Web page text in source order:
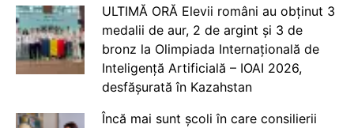
ULTIMĂ ORĂ Elevii români au obținut 3
medalii de aur, 2 de argint și 3 de
bronz la Olimpiada Internațională de
Inteligență Artificială – IOAI 2026,
desfășurată în Kazahstan
Încă mai sunt școli în care consilierii